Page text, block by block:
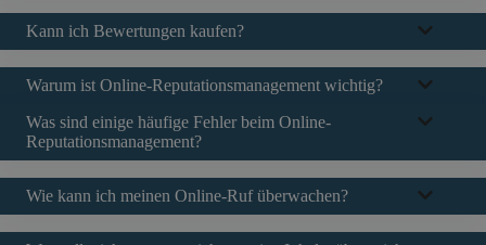
Kann ich Bewertungen kaufen?
Warum ist Online-Reputationsmanagement wichtig?
Was sind einige häufige Fehler beim Online-
Reputationsmanagement?
Wie kann ich meinen Online-Ruf überwachen?